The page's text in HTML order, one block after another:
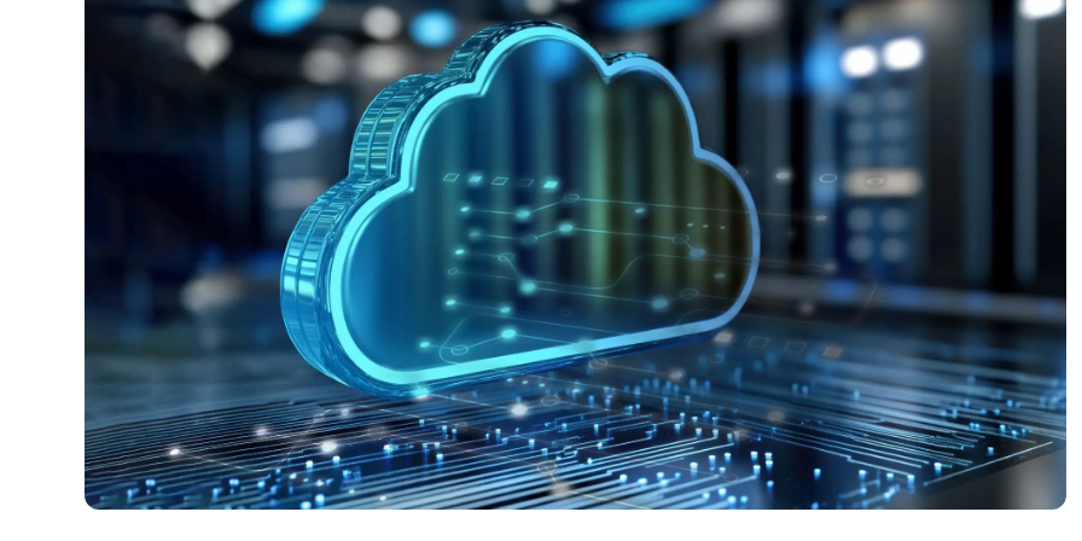
CONTACTO DE VENTAS MIRA UNA DEMO
RUTA DEL PRODUCTO
PLATAFORMA
CONTACTO DE VENTAS MIRA UNA DEMO
CONTACTO DE VENTAS MIRA UNA DEMO
CONTACTO DE VENTAS MIRA UNA DEMO